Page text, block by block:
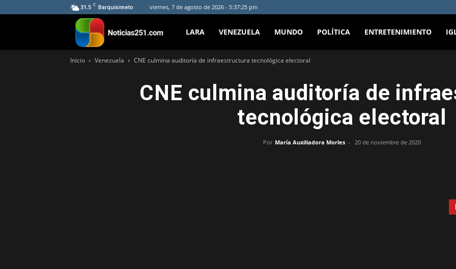
31.5 C Barquisimeto viernes, 7 de agosto de 2026 - 5:37:25 pm
Noticias251
LARA VENEZUELA MUNDO POLÍTICA ENTRETENIMIENTO
Inicio Venezuela CNE culmina auditoría de infraestructura tecnológica electoral
CNE culmina auditoría de
tecnológica electoral
Por María Auxiliadora Morles - 20 de noviembre de 2020